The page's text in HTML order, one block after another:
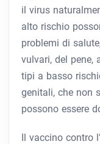
il virus
alto rischio
problemi di
vulvari, del pene,
tipi a basso
genitali, che non
possono essere
Il vaccino contro